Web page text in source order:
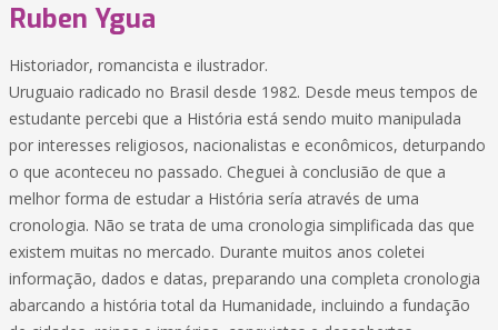
Ruben Ygua
Historiador, romancista e ilustrador.
Uruguaio radicado no Brasil desde 1982. Desde meus tempos de
estudante percebi que a História está sendo muito manipulada
por interesses religiosos, nacionalistas e econômicos, deturpando
o que aconteceu no passado. Cheguei à conclusião de que a
melhor forma de estudar a História sería através de uma
cronologia. Não se trata de uma cronologia simplificada das que
existem muitas no mercado. Durante muitos anos coletei
informação, dados e datas, preparando una completa cronologia
abarcando a história total da Humanidade, incluindo a fundação